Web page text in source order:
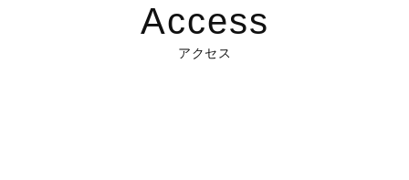
Access
アクセス